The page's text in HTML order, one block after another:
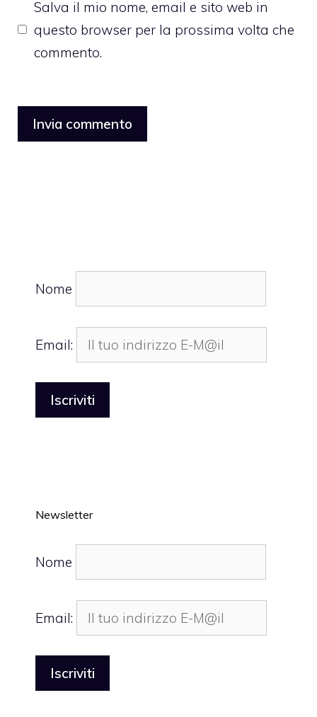
Salva il mio nome, email e sito web in
questo browser per la prossima volta che
commento.
Nome
Email:
Newsletter
Nome
Email: